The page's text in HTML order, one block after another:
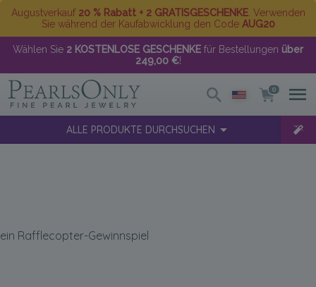
Augustverkauf 20 % Rabatt + 2 GRATISGESCHENKE. Verwenden
Sie während der Kaufabwicklung den Code AUG20
Wählen Sie 2 KOSTENLOSE GESCHENKE für Bestellungen über
249,00 €!
0
ALLE PRODUKTE DURCHSUCHEN
ein Rafflecopter-Gewinnspiel